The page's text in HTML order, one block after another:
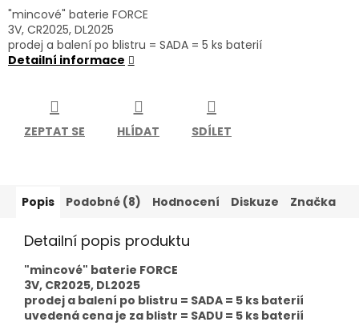
"mincové" baterie FORCE
3V, CR2025, DL2025
prodej a balení po blistru = SADA = 5 ks baterií
Detailní informace
ZEPTAT SE HLÍDAT SDÍLET
Popis Podobné (8) Hodnocení Diskuze Značka
Detailní popis produktu
"mincové" baterie FORCE
3V, CR2025, DL2025
prodej a balení po blistru = SADA = 5 ks baterií
uvedená cena je za blistr = SADU = 5 ks baterií